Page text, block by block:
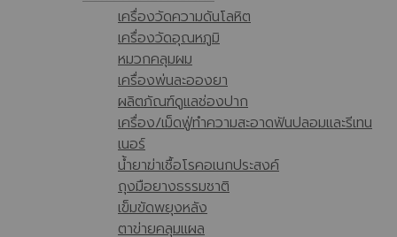
เครื่องวัดความดันโลหิต
เครื่องวัดอุณหภูมิ
หมวกคลุมผม
เครื่องพ่นละอองยา
ผลิตภัณฑ์ดูแลช่องปาก
เครื่อง/เม็ดฟู่ทำความสะอาดฟันปลอมและรีเทน
เนอร์
น้ำยาฆ่าเชื้อโรคอเนกประสงค์
ถุงมือยางธรรมชาติ
เข็มขัดพยุงหลัง
ตาข่ายคลุมแผล